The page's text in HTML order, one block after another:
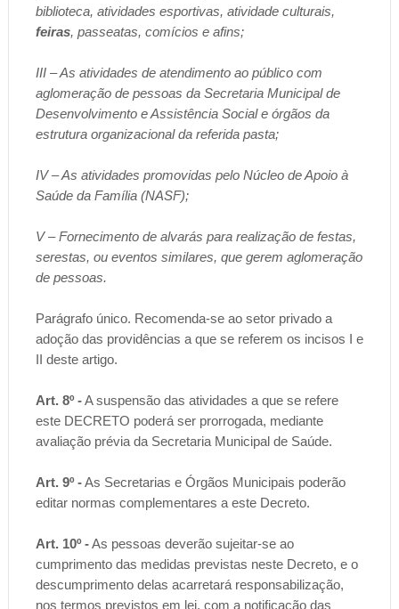
biblioteca, atividades esportivas, atividade culturais,
feiras, passeatas, comícios e afins;
III – As atividades de atendimento ao público com
aglomeração de pessoas da Secretaria Municipal de
Desenvolvimento e Assistência Social e órgãos da
estrutura organizacional da referida pasta;
IV – As atividades promovidas pelo Núcleo de Apoio à
Saúde da Família (NASF);
V – Fornecimento de alvarás para realização de festas,
serestas, ou eventos similares, que gerem aglomeração
de pessoas.
Parágrafo único. Recomenda-se ao setor privado a
adoção das providências a que se referem os incisos I e
II deste artigo.
Art. 8º -A suspensão das atividades a que se refere
este DECRETO poderá ser prorrogada, mediante
avaliação prévia da Secretaria Municipal de Saúde.
Art. 9º -As Secretarias e Órgãos Municipais poderão
editar normas complementares a este Decreto.
Art. 10º -As pessoas deverão sujeitar-se ao
cumprimento das medidas previstas neste Decreto, e o
descumprimento delas acarretará responsabilização,
nos termos previstos em lei, com a notificação das